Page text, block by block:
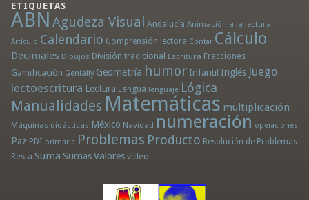
ETIQUETAS
ABN Agudeza Visual Andalucía Animación a la lectura
Artículo Calendario Comprensión lectora Contar Cálculo
Decimales Dibujos División tradicional Escritura Fracciones
Gamificación Genially Geometría humor Infantil Inglés Juego
lectoescritura Lectura Lengua lenguaje Lógica
Manualidades Matemáticas multiplicación
Máquinas didácticas México Navidad numeración operaciones
Paz PDI primaria Problemas Producto Resolución de Problemas
Resta Suma Sumas Valores vídeo